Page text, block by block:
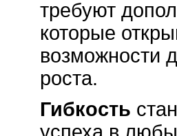
требуют
которые
возможности
роста.
Гибкость